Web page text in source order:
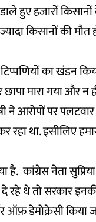
हुए हजारों
किसानों की मौत
टिप्पणियों का खंडन
मारा गया और
ने आरोपों पर
रहा था. इसीलिए
कांग्रेस नेता
रहे थे तो सरकार
ऑफ़ डेमोक्रेसी किया